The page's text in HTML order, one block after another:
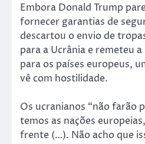
Embora Donald Trump
fornecer garantias de
descartou o envio de
para a Ucrânia e remeteu
para os países europeus,
vê com hostilidade.
Os ucranianos “não farão
temos as nações
frente (…). Não acho que